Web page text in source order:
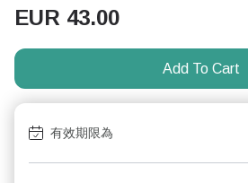
EUR 43.00
Add To Cart
有效期限為